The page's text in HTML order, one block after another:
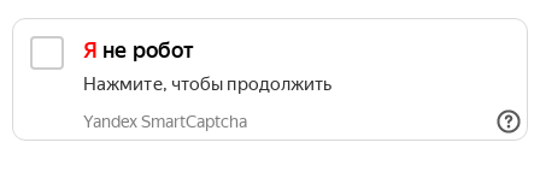
Я не робот
Нажмите, чтобы продолжить
Yandex SmartCaptcha